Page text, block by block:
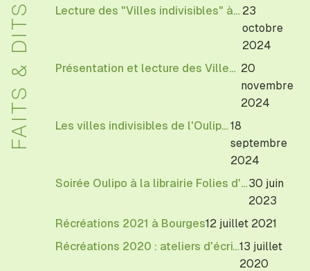
FAITS & DITS Lecture des "Villes indivisibles" à la librairie Reid Hall à Paris 23
octobre
2024
Présentation et lecture des Villes indivisibles de l'Oulipo à la BnF, le 20 novembre 18h30 20
novembre
2024
Les villes indivisibles de l'Oulipo à la librairie Texture18
septembre
2024
Soirée Oulipo à la librairie Folies d'Encre de Montreuil30 juin
2023
Récréations 2021 à Bourges12 juillet 2021
Récréations 2020 : ateliers d'écriture à Bourges13 juillet
2020